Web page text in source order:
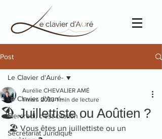
Post
Le Clavier d'Auré-
Mercredi, c'est citation !
Secrétariat Juridique
Le Clavier d'Auré-
🏖️ Juillettiste ou Aoûtien ?
Aurélie CHEVALIER AMÉ
1 mars 2023 1 min de lecture
🏖️ Vous êtes un juillettiste ou un